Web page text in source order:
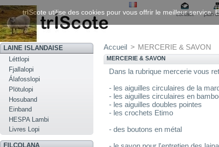
contact plan
LAINE ISLANDAISE
Léttlopi
Fjallalopi
Álafosslopi
Plötulopi
Hosuband
Einband
HESPA Lambi
Livres Lopi
FILCOLANA
Accueil > MERCERIE & SAVON
MERCERIE & SAVON
Dans la rubrique mercerie vous
- les aiguilles circulaires de la
- les aiguilles circulaires en
- les aiguilles doubles pointes
- les crochets Etimo
- des boutons en métal
trIScote utilise des cookies pour vous offrir le meilleur